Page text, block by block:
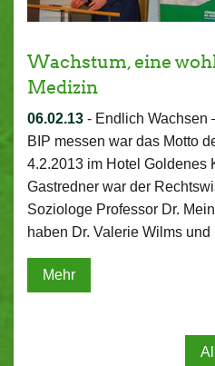
Wachstum, eine
Medizin
06.02.13 - Endlich Wachsen
BIP messen war das Motto
4.2.2013 im Hotel Goldenes
Gastredner war der
Soziologe Professor Dr.
haben Dr. Valerie Wilms
Mehr